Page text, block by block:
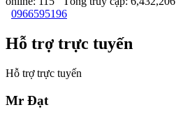
0966595196
Hỗ trợ trực tuyến
Hỗ trợ trực tuyến
Mr Đạt